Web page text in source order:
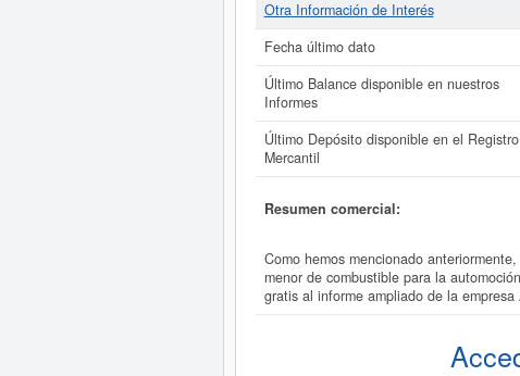
Otra Información de Interés
Fecha último dato
Último Balance disponible en nuestros
Informes
Último Depósito disponible en el Registro
Mercantil
Resumen comercial:
Como hemos mencionado
menor de combustible para la
gratis al informe ampliado de la